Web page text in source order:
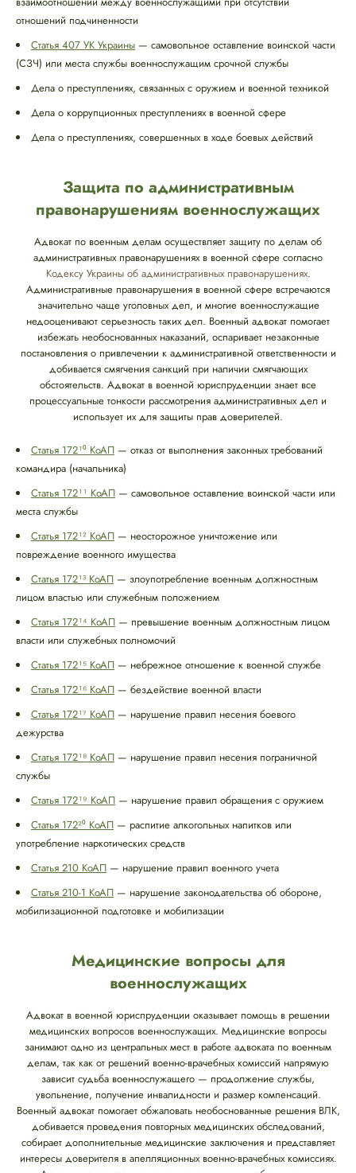
отношений подчиненности
Статья 407 УК Украины — самовольное оставление воинской части
(СЗЧ) или места службы военнослужащим срочной службы
Дела о преступлениях, связанных с оружием и военной техникой
Дела о коррупционных преступлениях в военной сфере
Дела о преступлениях, совершенных в ходе боевых действий
Защита по административным
правонарушениям военнослужащих
Адвокат по военным делам осуществляет защиту по делам об
административных правонарушениях в военной сфере согласно
Кодексу Украины об административных правонарушениях.
Административные правонарушения в военной сфере встречаются
значительно чаще уголовных дел, и многие военнослужащие
недооценивают серьезность таких дел. Военный адвокат помогает
избежать необоснованных наказаний, оспаривает незаконные
постановления о привлечении к административной ответственности и
добивается смягчения санкций при наличии смягчающих
обстоятельств. Адвокат в военной юриспруденции знает все
процессуальные тонкости рассмотрения административных дел и
использует их для защиты прав доверителей.
Статья 172¹⁰ КоАП — отказ от выполнения законных требований
командира (начальника)
Статья 172¹¹ КоАП — самовольное оставление воинской части или
места службы
Статья 172¹² КоАП — неосторожное уничтожение или
повреждение военного имущества
Статья 172¹³ КоАП — злоупотребление военным должностным
лицом властью или служебным положением
Статья 172¹⁴ КоАП — превышение военным должностным лицом
власти или служебных полномочий
Статья 172¹⁵ КоАП — небрежное отношение к военной службе
Статья 172¹⁶ КоАП — бездействие военной власти
Статья 172¹⁷ КоАП — нарушение правил несения боевого
дежурства
Статья 172¹⁸ КоАП — нарушение правил несения пограничной
службы
Статья 172¹⁹ КоАП — нарушение правил обращения с оружием
Статья 172²⁰ КоАП — распитие алкогольных напитков или
употребление наркотических средств
Статья 210 КоАП — нарушение правил военного учета
Статья 210-1 КоАП — нарушение законодательства об обороне,
мобилизационной подготовке и мобилизации
Медицинские вопросы для
военнослужащих
Адвокат в военной юриспруденции оказывает помощь в решении
медицинских вопросов военнослужащих. Медицинские вопросы
занимают одно из центральных мест в работе адвоката по военным
делам, так как от решений военно-врачебных комиссий напрямую
зависит судьба военнослужащего — продолжение службы,
увольнение, получение инвалидности и размер компенсаций.
Военный адвокат помогает обжаловать необоснованные решения ВЛК,
добивается проведения повторных медицинских обследований,
собирает дополнительные медицинские заключения и представляет
интересы доверителя в апелляционных военно-врачебных комиссиях.